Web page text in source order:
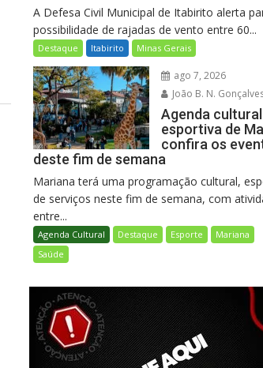
A Defesa Civil Municipal de Itabirito alerta
possibilidade de rajadas de vento entre 60...
Destaque Itabirito Minas Gerais
ago 7, 2026
João B. N.
Agenda
esportiva de
confira os
deste fim de semana
Mariana terá uma programação cultural,
de serviços neste fim de semana, com
entre...
Agenda Cultural Destaque Esporte
Mariana
Saúde